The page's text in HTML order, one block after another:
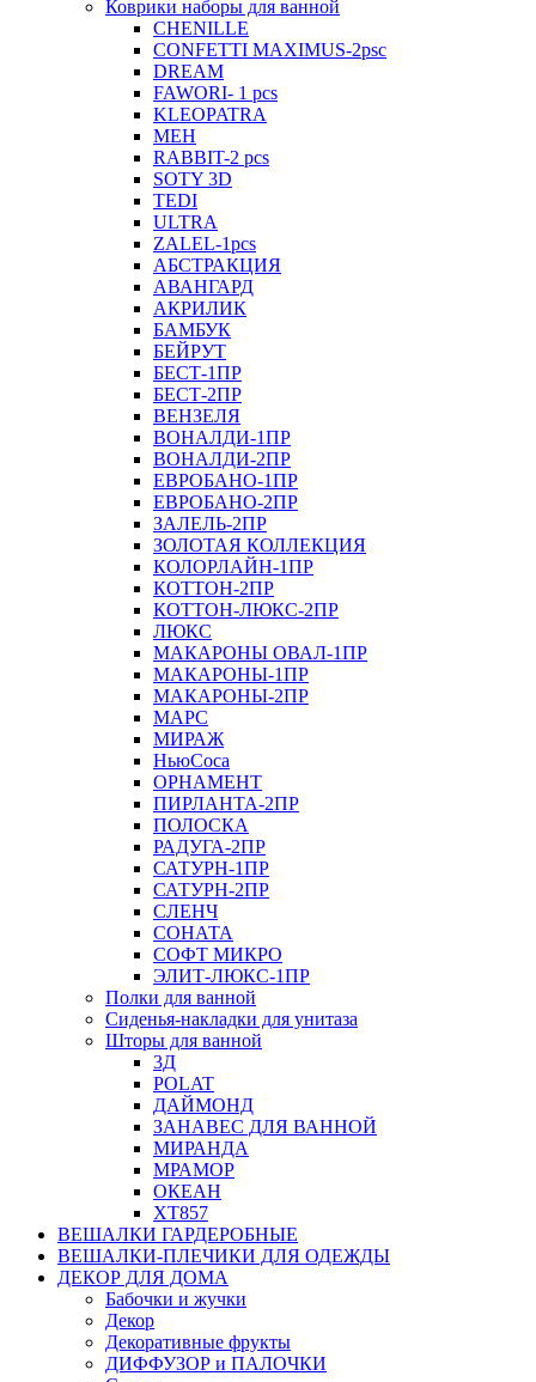
Коврики наборы для ванной
CHENILLE
CONFETTI MAXIMUS-2psc
DREAM
FAWORI- 1 pcs
KLEOPATRA
MEH
RABBIT-2 pcs
SOTY 3D
TEDI
ULTRA
ZALEL-1pcs
АБСТРАКЦИЯ
АВАНГАРД
АКРИЛИК
БАМБУК
БЕЙРУТ
БЕСТ-1ПР
БЕСТ-2ПР
ВЕНЗЕЛЯ
ВОНАЛДИ-1ПР
ВОНАЛДИ-2ПР
ЕВРОБАНО-1ПР
ЕВРОБАНО-2ПР
ЗАЛЕЛЬ-2ПР
ЗОЛОТАЯ КОЛЛЕКЦИЯ
КОЛОРЛАЙН-1ПР
КОТТОН-2ПР
КОТТОН-ЛЮКС-2ПР
ЛЮКС
МАКАРОНЫ ОВАЛ-1ПР
МАКАРОНЫ-1ПР
МАКАРОНЫ-2ПР
МАРС
МИРАЖ
НьюСоса
ОРНАМЕНТ
ПИРЛАНТА-2ПР
ПОЛОСКА
РАДУГА-2ПР
САТУРН-1ПР
САТУРН-2ПР
СЛЕНЧ
СОНАТА
СОФТ МИКРО
ЭЛИТ-ЛЮКС-1ПР
Полки для ванной
Сиденья-накладки для унитаза
Шторы для ванной
3Д
POLAT
ДАЙМОНД
ЗАНАВЕС ДЛЯ ВАННОЙ
МИРАНДА
МРАМОР
ОКЕАН
ХТ857
ВЕШАЛКИ ГАРДЕРОБНЫЕ
ВЕШАЛКИ-ПЛЕЧИКИ ДЛЯ ОДЕЖДЫ
ДЕКОР ДЛЯ ДОМА
Бабочки и жучки
Декор
Декоративные фрукты
ДИФФУЗОР и ПАЛОЧКИ